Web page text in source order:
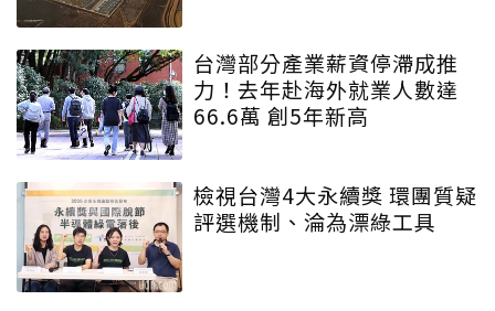
台灣部分產業薪資停滯成推
力！去年赴海外就業人數達
66.6萬 創5年新高
檢視台灣4大永續獎 環團質疑
評選機制、淪為漂綠工具